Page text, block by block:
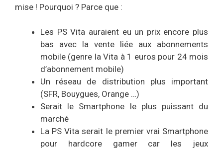
mise ! Pourquoi ? Parce que :
Les PS Vita auraient eu un prix encore plus
bas avec la vente liée aux abonnements
mobile (genre la Vita à 1 euros pour 24 mois
d’abonnement mobile)
Un réseau de distribution plus important
(SFR, Bouygues, Orange …)
Serait le Smartphone le plus puissant du
marché
La PS Vita serait le premier vrai Smartphone
pour hardcore gamer car les jeux